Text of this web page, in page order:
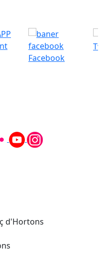
Facebook
d'Hortons